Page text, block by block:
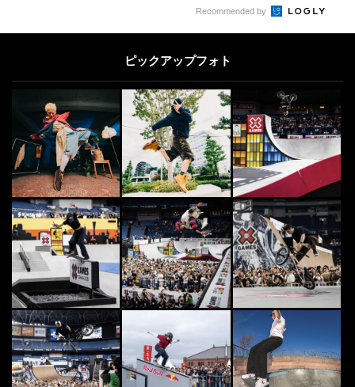
世界のサーファーから愛された“サ
OTHERS
様々なカルチャーが交差する異種格
闘技戦！「FREESTYLE SPACE 20
2...
8 OTHERS
羽田空港に「ニューエラの自動販売
機」出現。実際に限定キャップを買
いに行ってみた
2022.11.30
9
第22回「SURF TOWN FESTA 202
6」開催決定 千葉県いすみ市で
全...
2026.5.20
7
8
Recommended by
ピックアップフォト